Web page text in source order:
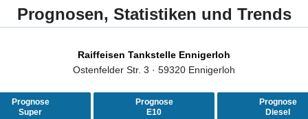
Prognosen, Statistiken und Trends
Raiffeisen Tankstelle Ennigerloh
Ostenfelder Str. 3 · 59320 Ennigerloh
Prognose
Super
Prognose
E10
Prognose
Diesel